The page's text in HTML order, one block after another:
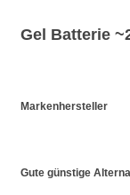
Gel Batterie
Markenhersteller
Gute günstige